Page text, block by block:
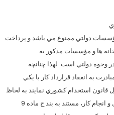
دولتي ممنوع مي باشد و پرداخت
ها و مؤسسات مذكور به
وجوه دولتي است لهذا چنانچه
به انعقاد قرارداد كار با يكي
قانون استخدام كشوري نمايند به لحاظ
كار، مستند به بند ج ماده 9